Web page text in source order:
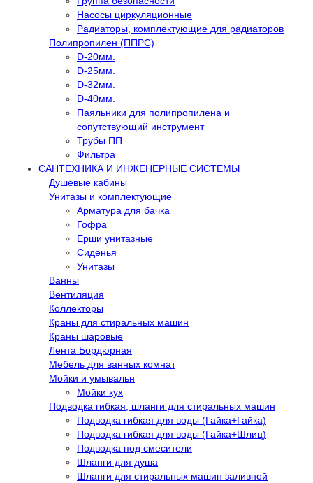
Насосы циркуляционные
Радиаторы, комплектующие для радиаторов
Полипропилен (ППРС)
D-20мм.
D-25мм.
D-32мм.
D-40мм.
Паяльники для полипропилена и
сопутствующий инструмент
Трубы ПП
Фильтра
САНТЕХНИКА И ИНЖЕНЕРНЫЕ СИСТЕМЫ
Душевые кабины
Унитазы и комплектующие
Арматура для бачка
Гофра
Ерши унитазные
Сиденья
Унитазы
Ванны
Вентиляция
Коллекторы
Краны для стиральных машин
Краны шаровые
Лента Бордюрная
Мебель для ванных комнат
Мойки и умывальн
Мойки кух
Подводка гибкая, шланги для стиральных машин
Подводка гибкая для воды (Гайка+Гайка)
Подводка гибкая для воды (Гайка+Шлиц)
Подводка под смесители
Шланги для душа
Шланги для стиральных машин заливной